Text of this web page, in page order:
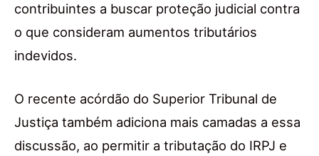
contribuintes a buscar proteção judicial contra
o que consideram aumentos tributários
indevidos.
O recente acórdão do Superior Tribunal de
Justiça também adiciona mais camadas a essa
discussão, ao permitir a tributação do IRPJ e